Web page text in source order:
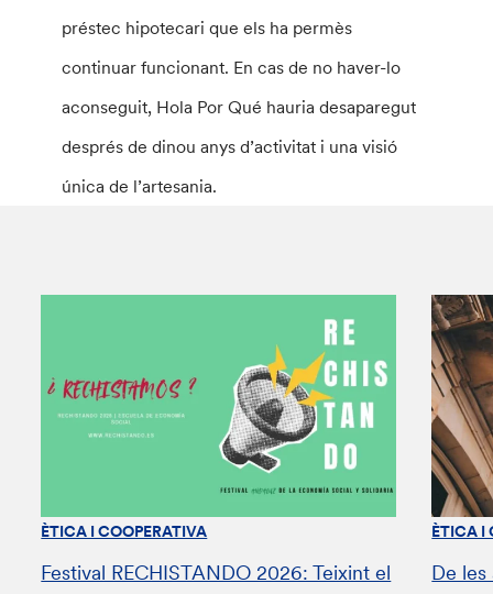
préstec hipotecari que els ha permès
continuar funcionant. En cas de no haver-lo
aconseguit, Hola Por Qué hauria desaparegut
després de dinou anys d’activitat i una visió
única de l’artesania.
ÈTICA I COOPERATIVA
Festival RECHISTANDO 2026: Teixint el
ÈTICA I
De les